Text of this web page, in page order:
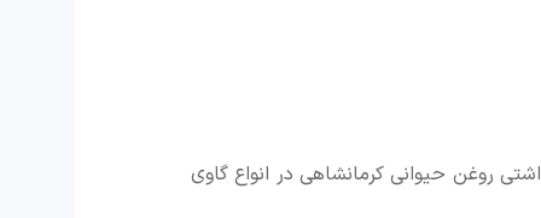
و بسته بندی بهداشتی روغن حیوانی کرمانشاهی در انواع گاوی